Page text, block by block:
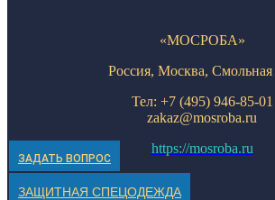
«МОСРОБА»
Россия, Москва, Смольная
Тел: +7 (495) 946-85-01
zakaz@mosroba.ru
https://mosroba.ru
ЗАДАТЬ ВОПРОС
ЗАЩИТНАЯ СПЕЦОДЕЖДА